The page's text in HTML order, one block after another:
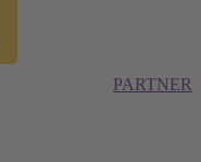
PARTNER